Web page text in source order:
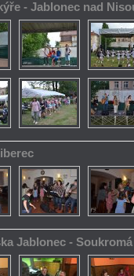
- Jablonec nad
Jablonec -